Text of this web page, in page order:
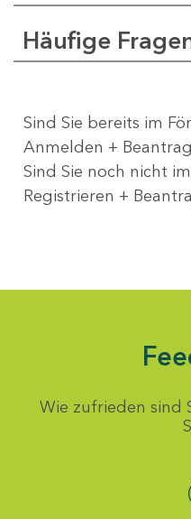
Häufige
Sind Sie bereits im
Anmelden +
Sind Sie noch nicht
Registrieren +
Wie zufrieden sind